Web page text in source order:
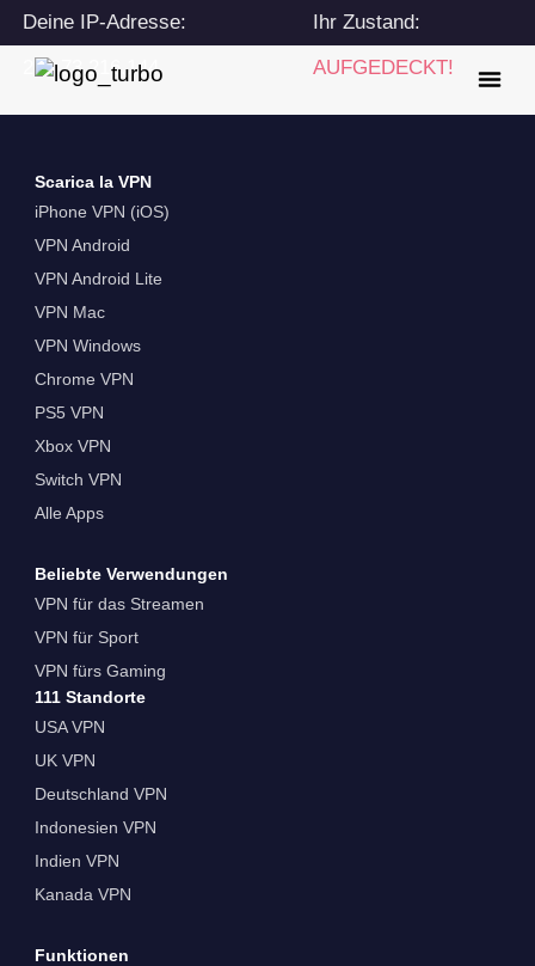
Deine IP-Adresse:
216.73.216.144
Ihr Zustand:
AUFGEDECKT!
Scarica la VPN
iPhone VPN (iOS)
VPN Android
VPN Android Lite
VPN Mac
VPN Windows
Chrome VPN
PS5 VPN
Xbox VPN
Switch VPN
Alle Apps
Beliebte Verwendungen
VPN für das Streamen
VPN für Sport
VPN fürs Gaming
111 Standorte
USA VPN
UK VPN
Deutschland VPN
Indonesien VPN
Indien VPN
Kanada VPN
Funktionen